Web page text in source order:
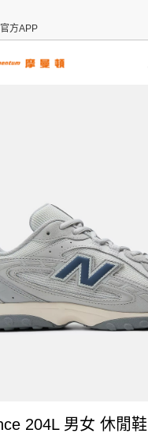
方APP
204L 男女 休閒